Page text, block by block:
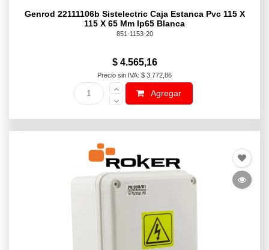
Genrod 22111106b Sistelectric Caja Estanca Pvc 115 X
115 X 65 Mm Ip65 Blanca
851-1153-20
$ 4.565,16
Precio sin IVA: $ 3.772,86
Agregar